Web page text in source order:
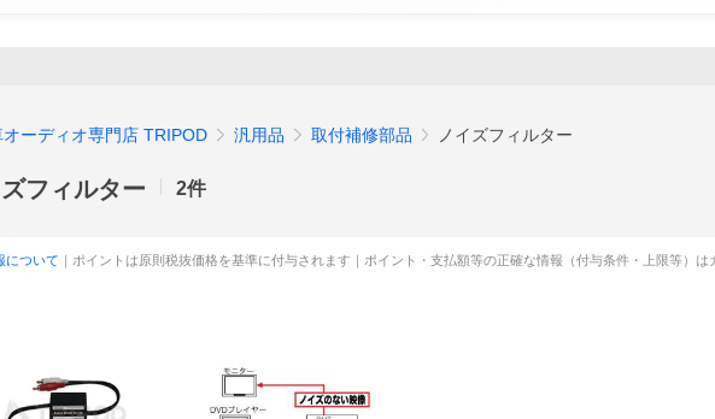
ーディオ専門店 TRIPOD 汎用品 取付補修部品 ノイズフィルター
フィルター 2件
について ｜ポイントは原則税抜価格を基準に付与されます｜ポイント・支払額等の正確な情報（付与条件・上限等）